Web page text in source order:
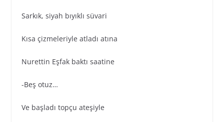
Sarkık, siyah bıyıklı süvari
Kısa çizmeleriyle atladı atına
Nurettin Eşfak baktı saatine
-Beş otuz…
Ve başladı topçu ateşiyle